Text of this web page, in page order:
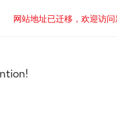
网站地址已迁移，欢迎访